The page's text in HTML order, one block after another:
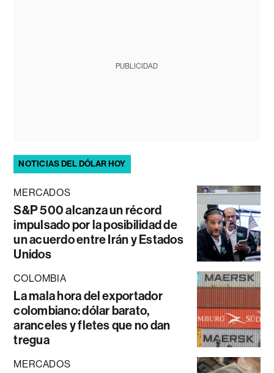
PUBLICIDAD
NOTICIAS DEL DÓLAR HOY
MERCADOS
S&P 500 alcanza un récord
impulsado por la posibilidad de
un acuerdo entre Irán y Estados
Unidos
COLOMBIA
La mala hora del exportador
colombiano: dólar barato,
aranceles y fletes que no dan
tregua
MERCADOS